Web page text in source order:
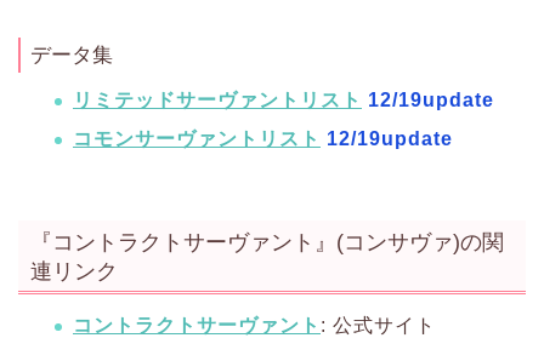
データ集
リミテッドサーヴァントリスト 12/19update
コモンサーヴァントリスト 12/19update
『コントラクトサーヴァント』(コンサヴァ)の関
連リンク
コントラクトサーヴァント : 公式サイト